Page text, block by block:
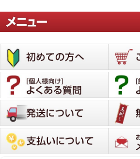
熊本県人としては、やはり馬刺し
い品です。食べたい時に美味しく
玉ねぎのスライス・にんにく・馬
ハマンピー 購入者
投稿日
2025/09/08
親戚の集まりのために注文させて